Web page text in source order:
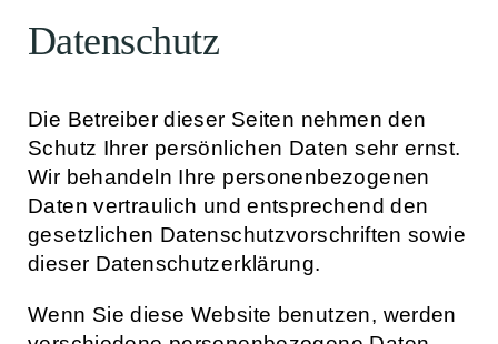
Datenschutz
Die Betreiber dieser Seiten nehmen den
Schutz Ihrer persönlichen Daten sehr ernst.
Wir behandeln Ihre personenbezogenen
Daten vertraulich und entsprechend den
gesetzlichen Datenschutzvorschriften sowie
dieser Datenschutzerklärung.
Wenn Sie diese Website benutzen, werden